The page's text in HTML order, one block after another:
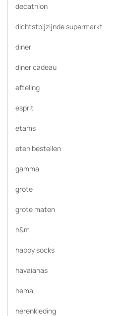
decathlon
dichtstbijzijnde supermarkt
diner
diner cadeau
efteling
esprit
etams
eten bestellen
gamma
grote
grote maten
h&m
happy socks
havaianas
hema
herenkleding